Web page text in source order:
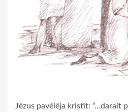
Jēzus pavēlēja kristīt: “…darait